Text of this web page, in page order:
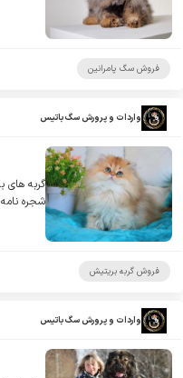
فروش سگ پامرانین
واردات و پرورش سگ باتیس
شجره نامه
فروش گربه بریتیش
واردات و پرورش سگ باتیس